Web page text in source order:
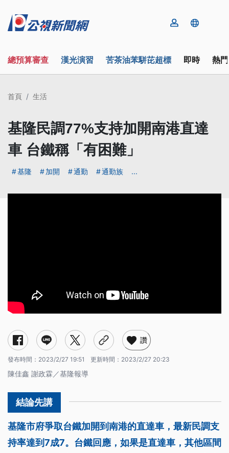
總預算審查 漢光演習 苦茶油苯駢芘超標 即時 熱
首頁 生活
基隆民調77%支持加開南港直達
車 台鐵稱「有困難」
基隆 加開 通勤 通勤族 ...
讚
發布時間： 2023/2/27 19:51 更新時間： 2023/2/27 20:23
陳佳鑫 謝政霖／基隆報導
基隆市府爭取台鐵加開到南港的直達車，最新民調支
持率達到7成7。台鐵回應，如果是直達車，其他區間